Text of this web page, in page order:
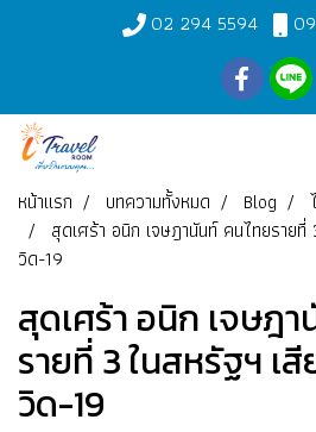
02 294 5594
หน้าแรก บทความทั้งหมด Blog
สุดเศร้า อนิก เจษฎานันท์ คนไทยราย
วิด-19
สุดเศร้า อนิก เจษฎ
รายที่ 3 ในสหรัฐฯ เ
วิด-19